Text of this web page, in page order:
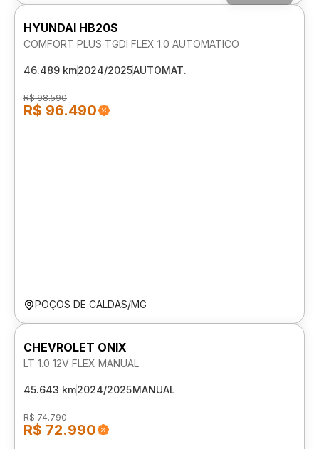
HYUNDAI HB20S
COMFORT PLUS TGDI FLEX 1.0 AUTOMATICO
46.489 km2024/2025AUTOMAT.
R$ 98.590
R$ 96.490
POÇOS DE CALDAS/MG
CHEVROLET ONIX
LT 1.0 12V FLEX MANUAL
45.643 km2024/2025MANUAL
R$ 74.790
R$ 72.990